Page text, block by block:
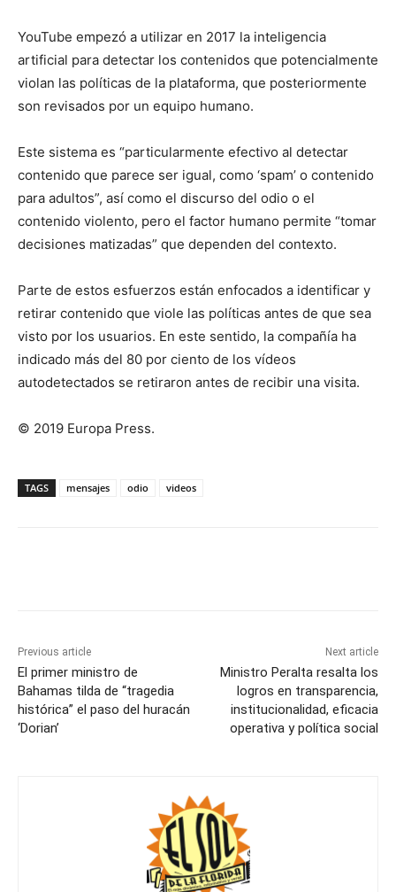
YouTube empezó a utilizar en 2017 la inteligencia
artificial para detectar los contenidos que potencialmente
violan las políticas de la plataforma, que posteriormente
son revisados por un equipo humano.
Este sistema es “particularmente efectivo al detectar
contenido que parece ser igual, como ‘spam’ o contenido
para adultos”, así como el discurso del odio o el
contenido violento, pero el factor humano permite “tomar
decisiones matizadas” que dependen del contexto.
Parte de estos esfuerzos están enfocados a identificar y
retirar contenido que viole las políticas antes de que sea
visto por los usuarios. En este sentido, la compañía ha
indicado más del 80 por ciento de los vídeos
autodetectados se retiraron antes de recibir una visita.
© 2019 Europa Press.
TAGS mensajes odio videos
Previous article
El primer ministro de
Bahamas tilda de “tragedia
histórica” el paso del huracán
‘Dorian’
Next article
Ministro Peralta resalta los
logros en transparencia,
institucionalidad, eficacia
operativa y política social